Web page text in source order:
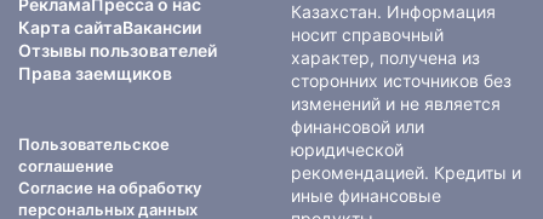
РекламаПресса о нас
Карта сайтаВакансии
Отзывы пользователей
Права заемщиков
Пользовательское
соглашение
Согласие на обработку
персональных данных
Казахстан. Информация
носит справочный
характер, получена из
сторонних источников без
изменений и не является
финансовой или
юридической
рекомендацией. Кредиты и
иные финансовые